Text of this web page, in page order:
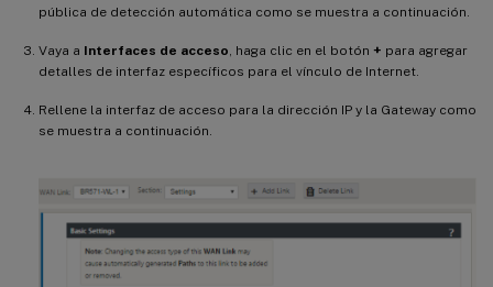
pública de detección automática como se muestra a continuación.
Vaya a Interfaces de acceso , haga clic en el botón + para agregar
detalles de interfaz específicos para el vínculo de Internet.
Rellene la interfaz de acceso para la dirección IP y la Gateway como
se muestra a continuación.